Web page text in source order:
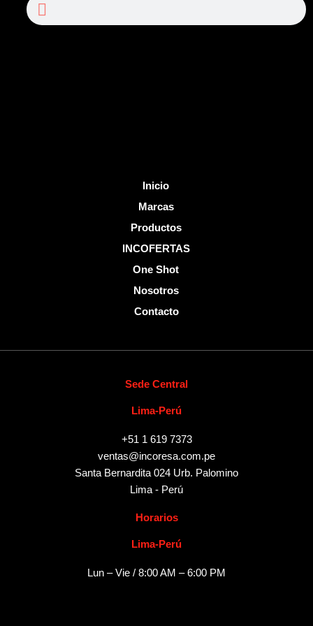
b
u
Inicio
Marcas
Productos
INCOFERTAS
One Shot
Nosotros
Contacto
Sede Central
Lima-Perú
+51 1 619 7373
ventas@incoresa.com.pe
Santa Bernardita 024 Urb. Palomino
Lima - Perú
Horarios
Lima-Perú
Lun – Vie / 8:00 AM – 6:00 PM